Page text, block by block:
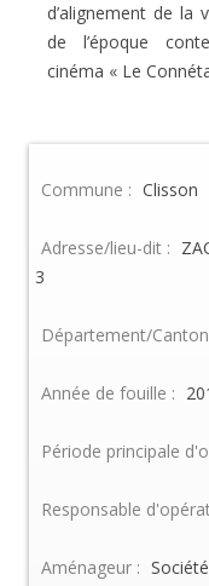
d’alignement de la
de l’époque
cinéma « Le
Commune : Clisson
Adresse/lieu-dit :
3
Département/
Année de fouille :
Période principale
Responsable
Aménageur :